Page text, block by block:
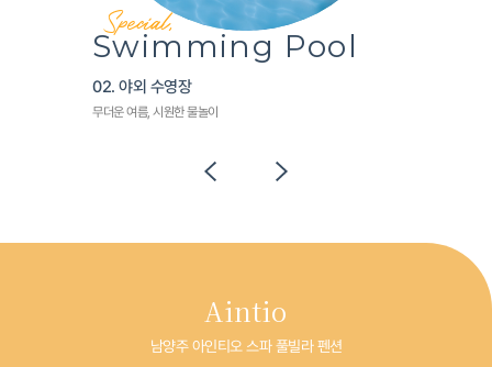
Swimming Pool
Special,
Private BBQ
02. 야외 수영장
무더운 여름, 시원한 물놀이
03. 개별 바베큐
Aintio
남양주 아인티오 스파 풀빌라 펜션